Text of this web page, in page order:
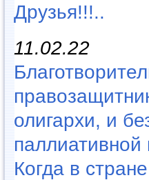
Друзья!!!..
11.02.22
олигархи, и
Когда в